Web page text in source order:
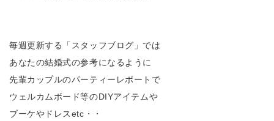
毎週更新する「スタッフブログ」では
あなたの結婚式の参考になるように
先輩カップルのパーティーレポートで
ウェルカムボード等のDIYアイテムや
ブーケやドレスetc・・